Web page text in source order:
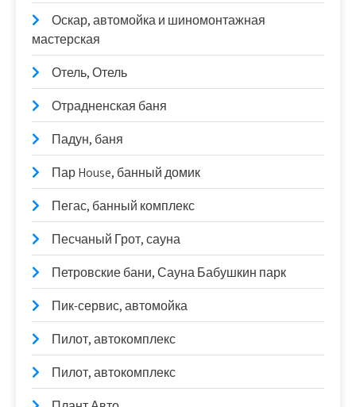
Оскар, автомойка и шиномонтажная
мастерская
Отель, Отель
Отрадненская баня
Падун, баня
Пар House, банный домик
Пегас, банный комплекс
Песчаный Грот, сауна
Петровские бани, Сауна Бабушкин парк
Пик-сервис, автомойка
Пилот, автокомплекс
Пилот, автокомплекс